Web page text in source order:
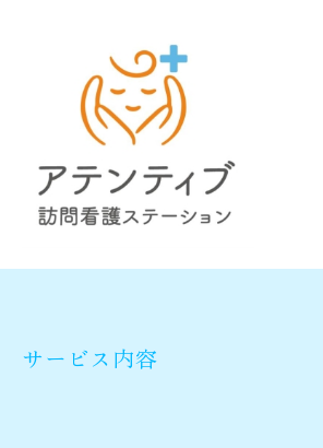
サービス内容
当ステーションの紹介
ご利用までの流れ
サービス内容
よくあるご質問